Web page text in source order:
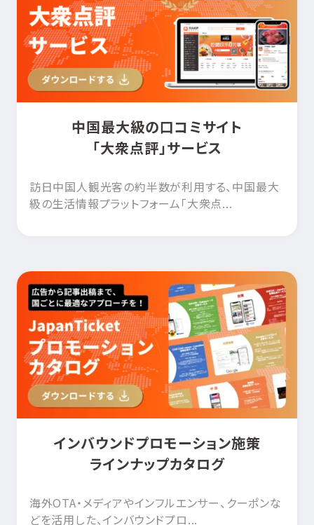
中国最大級の口コミサイト
「大衆点評」サービス
訪日中国人観光客の約半数が利用する、中国最大
級の生活情報プラットフォーム「大衆点...
インバウンドプロモーション施策
ラインナップカタログ
海外OTA・メディアやインフルエンサー、クーポンな
どを活用した、インバウンドプロ...